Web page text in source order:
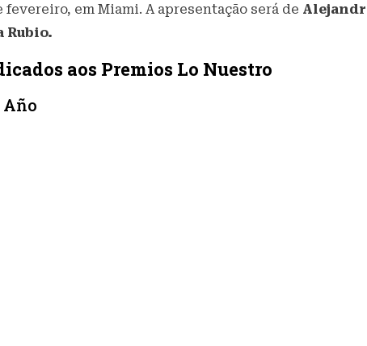
fevereiro, em Miami. A apresentação será de
Rubio.
aos Premios Lo Nuestro
Año